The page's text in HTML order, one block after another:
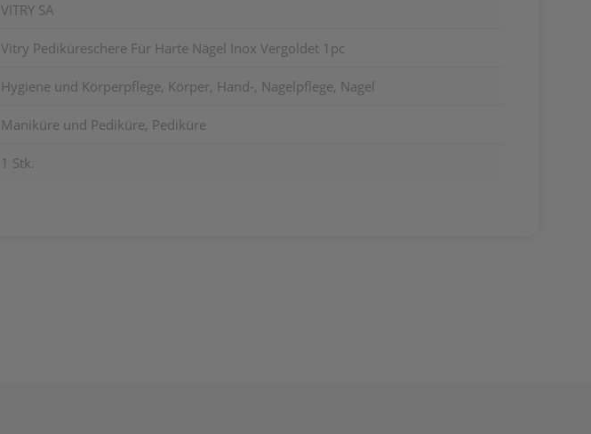
VITRY SA
Vitry Pediküreschere Für Harte Nägel Inox Vergoldet 1pc
Hygiene und Körperpflege, Körper, Hand-, Nagelpflege, Nagel
Maniküre und Pediküre, Pediküre
1 Stk.